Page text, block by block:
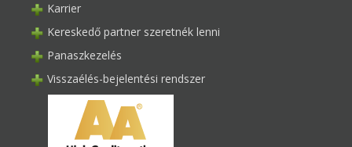
Karrier
Kereskedő partner szeretnék lenni
Panaszkezelés
Visszaélés-bejelentési rendszer